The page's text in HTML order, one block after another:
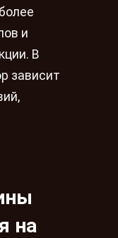
и
В
зависит
на